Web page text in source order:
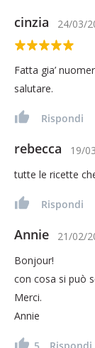
cinzia 24/03/
Fatta gia’
salutare.
Rispondi
rebecca 19/
tutte le ricette
Rispondi
Annie 21/02/
Bonjour!
con cosa si può
Merci.
Annie